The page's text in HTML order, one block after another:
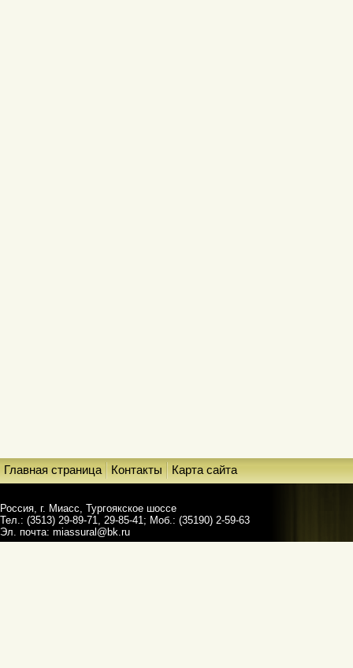
Главная страница Контакты Карта сайта
Россия, г. Миасс, Тургоякское шоссе
Тел.: (3513) 29-89-71, 29-85-41; Моб.: (35190) 2-59-63
Эл. почта: miassural@bk.ru